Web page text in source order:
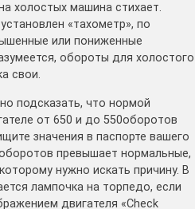
холостых машина стихает.
«тахометр», по
или пониженные
обороты для холостого
свои.
подсказать, что нормой
от 650 и до 550оборотов
значения в паспорте вашего
превышает нормальные,
нужно искать причину. В
лампочка на торпедо, если
двигателя «Check